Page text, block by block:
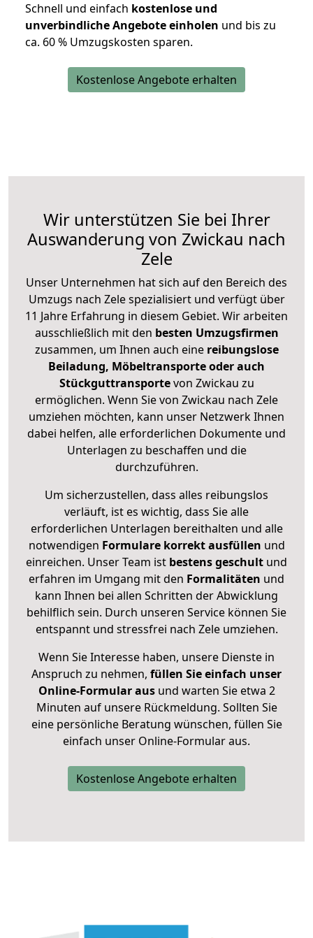
Schnell und einfach kostenlose und
unverbindliche Angebote einholen und bis zu
ca. 60 % Umzugskosten sparen.
Kostenlose Angebote erhalten
Wir unterstützen Sie bei Ihrer
Auswanderung von Zwickau nach
Zele
Unser Unternehmen hat sich auf den Bereich des
Umzugs nach Zele spezialisiert und verfügt über
11 Jahre Erfahrung in diesem Gebiet. Wir arbeiten
ausschließlich mit den besten Umzugsfirmen
zusammen, um Ihnen auch eine reibungslose
Beiladung, Möbeltransporte oder auch
Stückguttransportevon Zwickau zu
ermöglichen. Wenn Sie von Zwickau nach Zele
umziehen möchten, kann unser Netzwerk Ihnen
dabei helfen, alle erforderlichen Dokumente und
Unterlagen zu beschaffen und die
durchzuführen.
Um sicherzustellen, dass alles reibungslos
verläuft, ist es wichtig, dass Sie alle
erforderlichen Unterlagen bereithalten und alle
notwendigen Formulare korrekt ausfüllen und
einreichen. Unser Team ist bestens geschult und
erfahren im Umgang mit den Formalitäten und
kann Ihnen bei allen Schritten der Abwicklung
behilflich sein. Durch unseren Service können Sie
entspannt und stressfrei nach Zele umziehen.
Wenn Sie Interesse haben, unsere Dienste in
Anspruch zu nehmen, füllen Sie einfach unser
Online-Formular ausund warten Sie etwa 2
Minuten auf unsere Rückmeldung. Sollten Sie
eine persönliche Beratung wünschen, füllen Sie
einfach unser Online-Formular aus.
Kostenlose Angebote erhalten